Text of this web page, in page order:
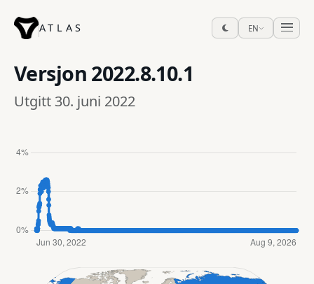
ATLAS EN
Versjon 2022.8.10.1
Utgitt 30. juni 2022